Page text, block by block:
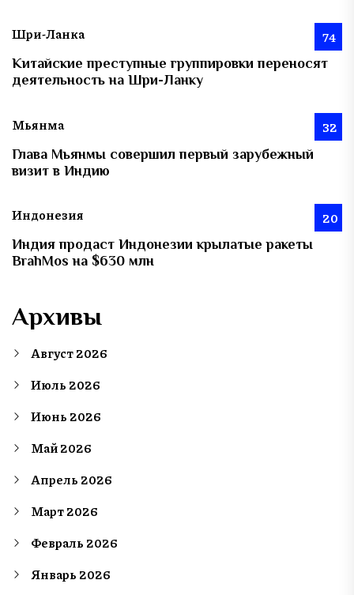
Шри-Ланка 74
Китайские преступные группировки переносят
деятельность на Шри-Ланку
Мьянма 32
Глава Мьянмы совершил первый зарубежный
визит в Индию
Индонезия 20
Индия продаст Индонезии крылатые ракеты
BrahMos на $630 млн
Архивы
Август 2026
Июль 2026
Июнь 2026
Май 2026
Апрель 2026
Март 2026
Февраль 2026
Январь 2026